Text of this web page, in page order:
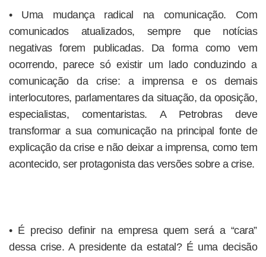
• Uma mudança radical na comunicação. Com
comunicados atualizados, sempre que notícias
negativas forem publicadas. Da forma como vem
ocorrendo, parece só existir um lado conduzindo a
comunicação da crise: a imprensa e os demais
interlocutores, parlamentares da situação, da oposição,
especialistas, comentaristas. A Petrobras deve
transformar a sua comunicação na principal fonte de
explicação da crise e não deixar a imprensa, como tem
acontecido, ser protagonista das versões sobre a crise.
• É preciso definir na empresa quem será a “cara”
dessa crise. A presidente da estatal? É uma decisão